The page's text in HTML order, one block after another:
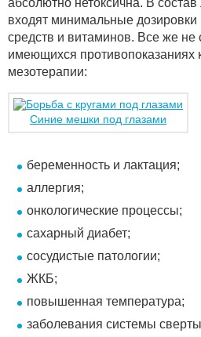
входят минимальные дозировки
средств и витаминов. Все же не
имеющихся противопоказаниях
мезотерапии:
Синие мешки под глазами
беременность и лактация;
аллергия;
онкологические процессы;
сахарный диабет;
сосудистые патологии;
ЖКБ;
повышенная температура;
заболевания системы